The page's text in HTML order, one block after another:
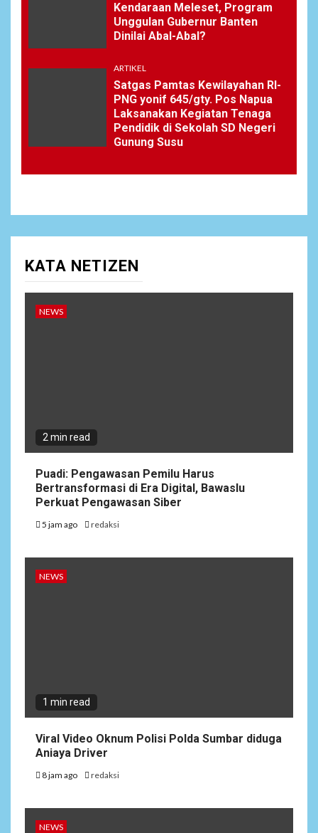
Kendaraan Meleset, Program
Unggulan Gubernur Banten
Dinilai Abal-Abal?
ARTIKEL
Satgas Pamtas Kewilayahan RI-
PNG yonif 645/gty. Pos Napua
Laksanakan Kegiatan Tenaga
Pendidik di Sekolah SD Negeri
Gunung Susu
KATA NETIZEN
NEWS
2 min read
Puadi: Pengawasan Pemilu Harus
Bertransformasi di Era Digital, Bawaslu
Perkuat Pengawasan Siber
5 jam ago redaksi
NEWS
1 min read
Viral Video Oknum Polisi Polda Sumbar diduga
Aniaya Driver
8 jam ago redaksi
NEWS